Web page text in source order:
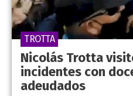
Nicolás Trotta
incidentes con
adeudados
TROTTA